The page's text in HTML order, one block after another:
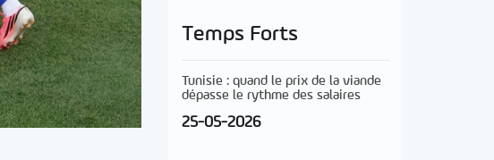
Temps Forts
Tunisie : quand le prix de la viande
dépasse le rythme des salaires
25-05-2026